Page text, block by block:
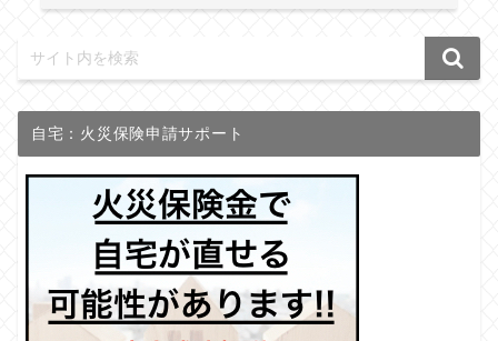
自宅：火災保険申請サポート